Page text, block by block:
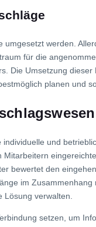
umgesetzt werden.
für die
Die Umsetzung
planen und
und
bewertet den
im
Lösung verwalten.
setzen, um